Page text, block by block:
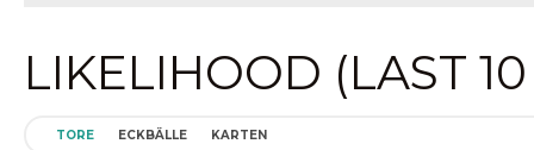
LIKELIHOOD (LAST
TORE ECKBÄLLE KARTEN